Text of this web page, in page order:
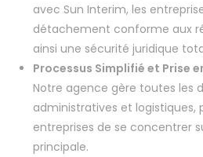
avec Sun Interim, les
détachement conforme aux
ainsi une sécurité juridique
Processus Simplifié et Prise
Notre agence gère toutes les
administratives et logistiques,
entreprises de se concentrer
principale.